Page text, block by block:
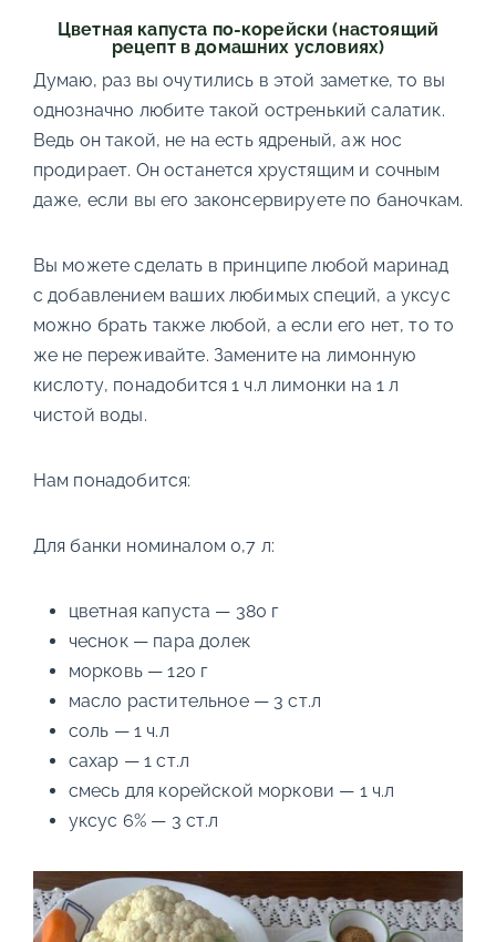
Цветная капуста по-корейски (настоящий
рецепт в домашних условиях)
Думаю, раз вы очутились в этой заметке, то вы
однозначно любите такой остренький салатик.
Ведь он такой, не на есть ядреный, аж нос
продирает. Он останется хрустящим и сочным
даже, если вы его законсервируете по баночкам.
Вы можете сделать в принципе любой маринад
с добавлением ваших любимых специй, а уксус
можно брать также любой, а если его нет, то то
же не переживайте. Замените на лимонную
кислоту, понадобится 1 ч.л лимонки на 1 л
чистой воды.
Нам понадобится:
Для банки номиналом 0,7 л:
цветная капуста — 380 г
чеснок — пара долек
морковь — 120 г
масло растительное — 3 ст.л
соль — 1 ч.л
сахар — 1 ст.л
смесь для корейской моркови — 1 ч.л
уксус 6% — 3 ст.л